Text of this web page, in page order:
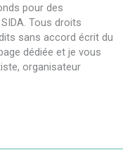
pour des
Tous droits
sans accord écrit du
dédiée et je vous
organisateur